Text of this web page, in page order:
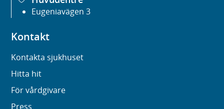
Eugeniavägen 3
Kontakt
Kontakta sjukhuset
Hitta hit
För vårdgivare
Press